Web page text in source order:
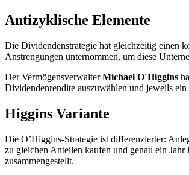
Antizyklische Elemente
Die Dividendenstrategie hat gleichzeitig einen
Anstrengungen unternommen, um diese
Der VermögensverwalterMichael O´Higgins
Dividendenrendite auszuwählen und jeweils ein
Higgins Variante
Die O’Higgins-Strategie ist differenzierter:
zu gleichen Anteilen kaufen und genau ein
zusammengestellt.